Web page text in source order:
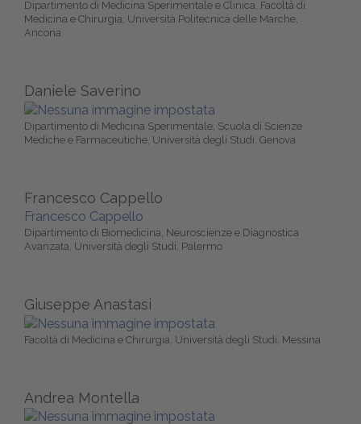
Dipartimento di Medicina Sperimentale e Clinica, Facoltà di
Medicina e Chirurgia, Università Politecnica delle Marche,
Ancona
Daniele Saverino
Dipartimento di Medicina Sperimentale, Scuola di Scienze
Mediche e Farmaceutiche, Università degli Studi, Genova
Francesco Cappello
Francesco Cappello
Dipartimento di Biomedicina, Neuroscienze e Diagnostica
Avanzata, Università degli Studi, Palermo
Giuseppe Anastasi
Facoltà di Medicina e Chirurgia, Università degli Studi, Messina
Andrea Montella